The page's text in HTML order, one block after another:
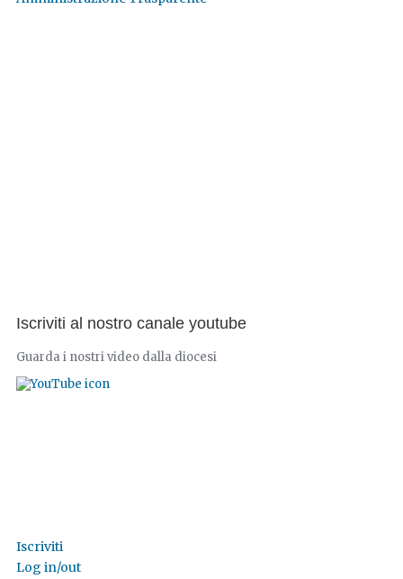
Iscriviti al nostro canale youtube
Guarda i nostri video dalla diocesi
Iscriviti
Log in/out